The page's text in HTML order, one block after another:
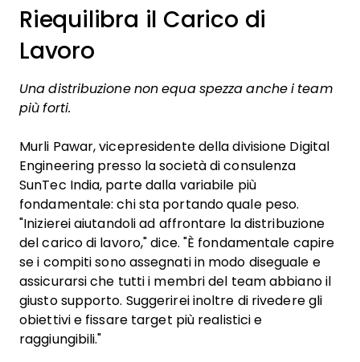
Riequilibra il Carico di
Lavoro
Una distribuzione non equa spezza anche i team
più forti.
Murli Pawar, vicepresidente della divisione Digital
Engineering presso la società di consulenza
SunTec India, parte dalla variabile più
fondamentale: chi sta portando quale peso.
"Inizierei aiutandoli ad affrontare la distribuzione
del carico di lavoro," dice. "È fondamentale capire
se i compiti sono assegnati in modo diseguale e
assicurarsi che tutti i membri del team abbiano il
giusto supporto. Suggerirei inoltre di rivedere gli
obiettivi e fissare target più realistici e
raggiungibili."